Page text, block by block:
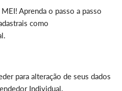
Aprenda o passo a passo
como
para alteração de seus dados
Individual.